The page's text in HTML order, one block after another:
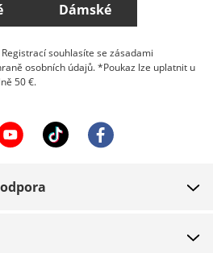
Dámské
souhlasíte se zásadami
osobních údajů. *Poukaz lze uplatnit u
50 €.